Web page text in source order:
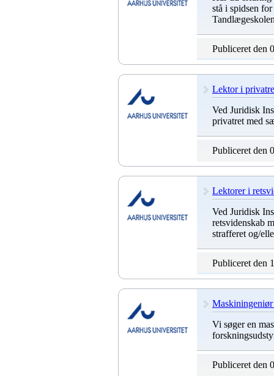
stå i spidsen
Publiceret den
Lektor i
Ved Juridisk
privatret med
Publiceret den
Lektorer i
Ved Juridisk
retsvidenskab
strafferet og/
Publiceret den
Vi søger en
Publiceret den